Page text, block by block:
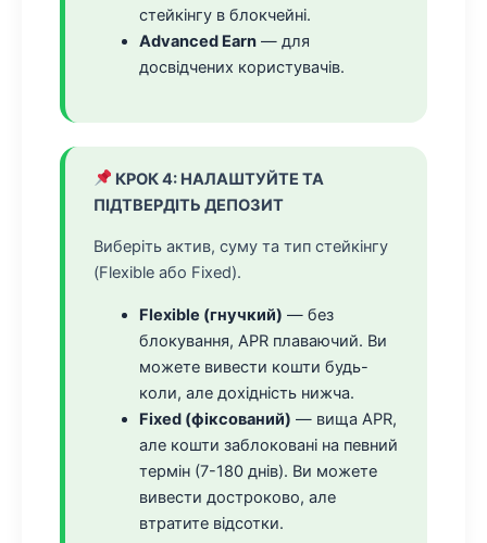
стейкінгу в блокчейні.
Advanced Earn — для
досвідчених користувачів.
КРОК 4: НАЛАШТУЙТЕ ТА
ПІДТВЕРДІТЬ ДЕПОЗИТ
Виберіть актив, суму та тип стейкінгу
(Flexible або Fixed).
Flexible (гнучкий) — без
блокування, APR плаваючий. Ви
можете вивести кошти будь-
коли, але дохідність нижча.
Fixed (фіксований) — вища APR,
але кошти заблоковані на певний
термін (7-180 днів). Ви можете
вивести достроково, але
втратите відсотки.